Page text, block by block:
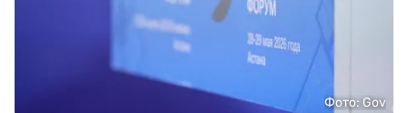
Фото: Gov